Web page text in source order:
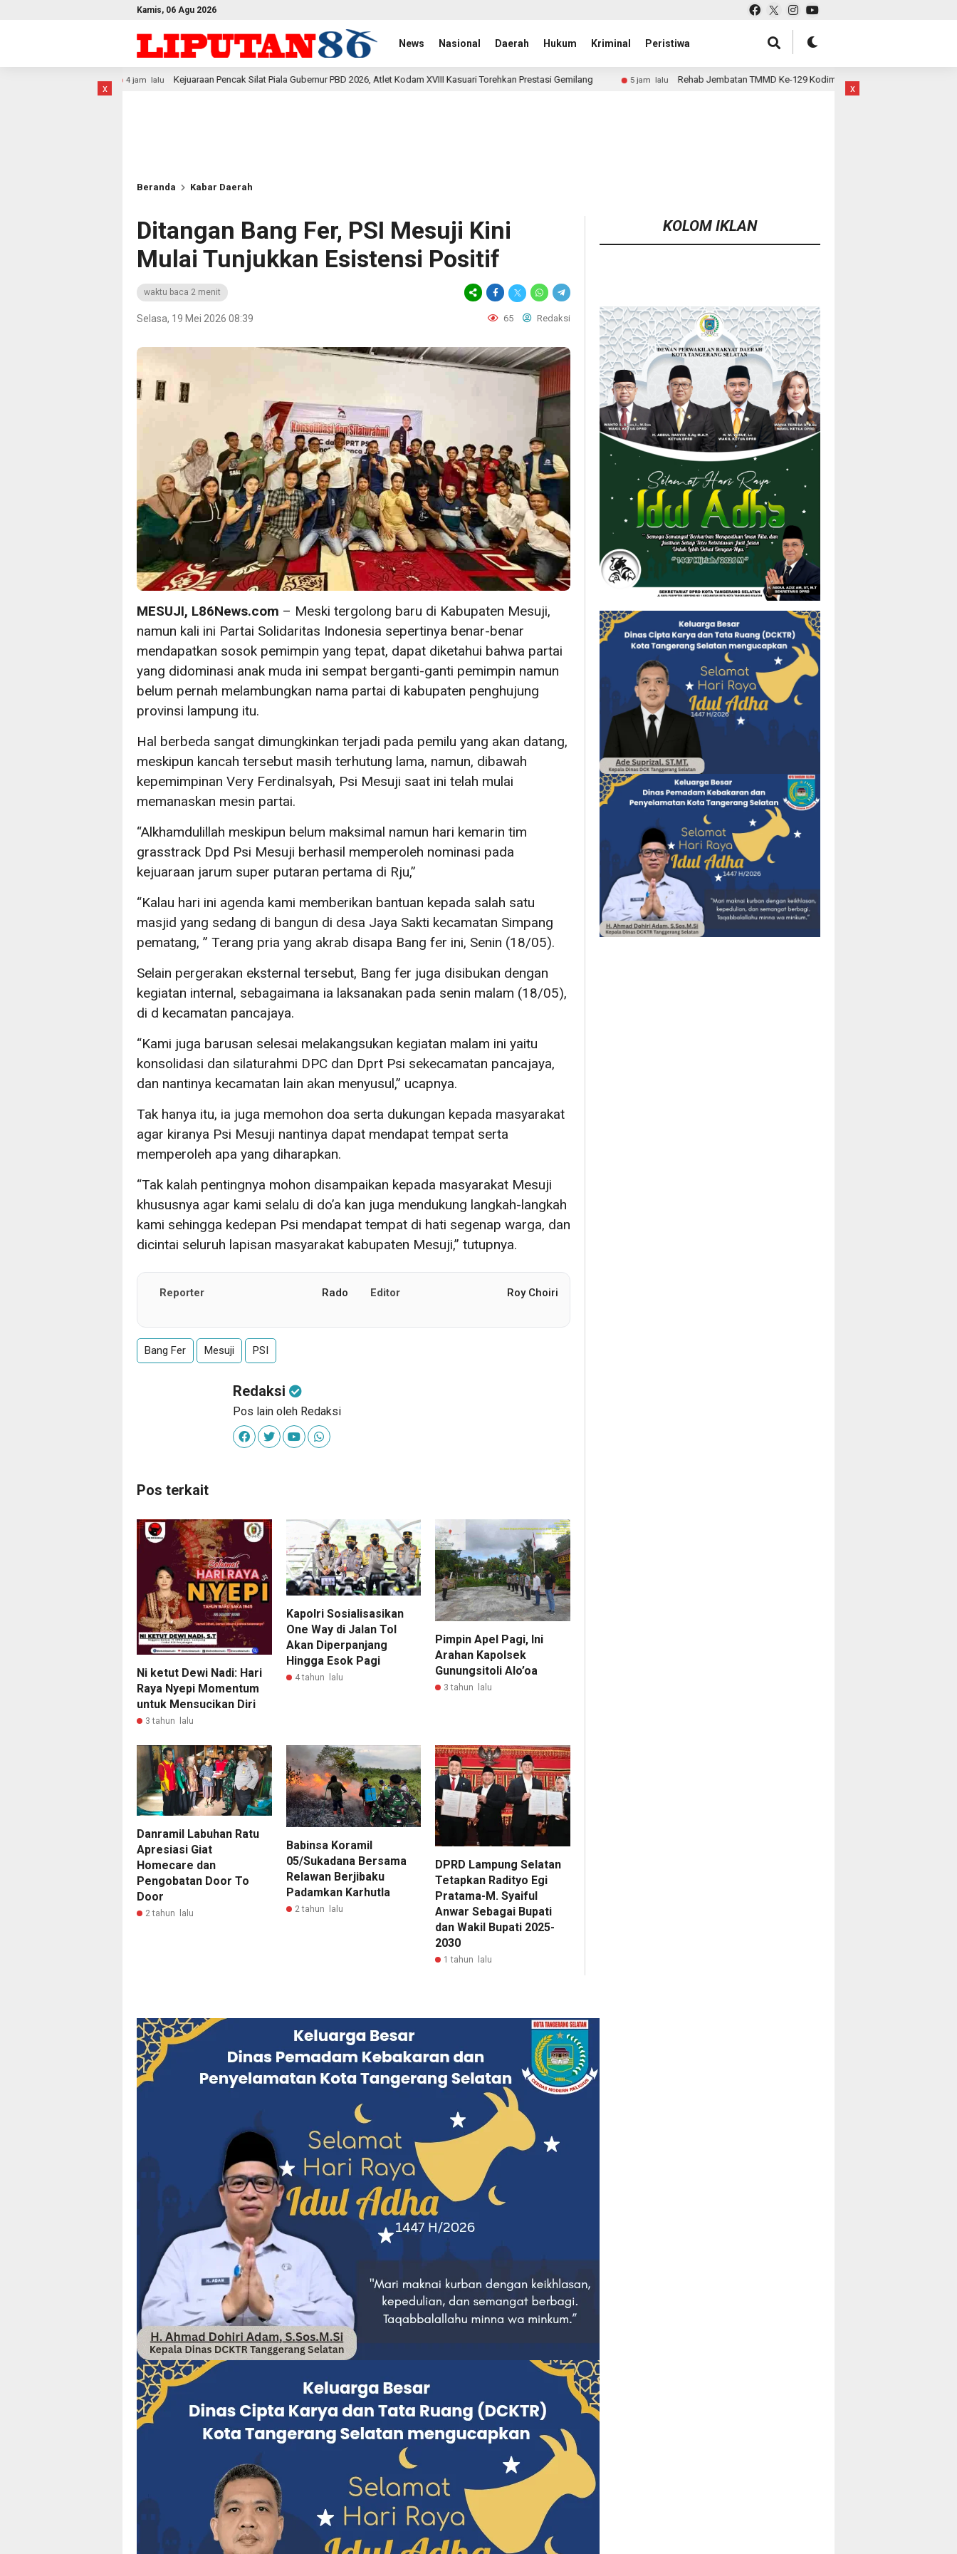
Kamis, 06 Agu 2026
News Nasional Daerah Hukum Kriminal Peristiwa
x
Kejuaraan Pencak Silat Piala Gubernur PBD 2026, Atlet Kodam XVIII Kasuari Torehkan Prestasi Gemilang 5 jam lalu Rehab Jembatan TMMD Ke-129 Kodim 1807/Sorsel Hampir Rampung, Perkuat Akses dan
Beranda Kabar Daerah
Ditangan Bang Fer, PSI Mesuji Kini
Mulai Tunjukkan Esistensi Positif
waktu baca 2 menit
Selasa, 19 Mei 2026 08:39 65 Redaksi
MESUJI, L86News.com – Meski tergolong baru di Kabupaten Mesuji,
namun kali ini Partai Solidaritas Indonesia sepertinya benar-benar
mendapatkan sosok pemimpin yang tepat, dapat diketahui bahwa partai
yang didominasi anak muda ini sempat berganti-ganti pemimpin namun
belum pernah melambungkan nama partai di kabupaten penghujung
provinsi lampung itu.
Hal berbeda sangat dimungkinkan terjadi pada pemilu yang akan datang,
meskipun kancah tersebut masih terhutung lama, namun, dibawah
kepemimpinan Very Ferdinalsyah, Psi Mesuji saat ini telah mulai
memanaskan mesin partai.
“Alkhamdulillah meskipun belum maksimal namun hari kemarin tim
grasstrack Dpd Psi Mesuji berhasil memperoleh nominasi pada
kejuaraan jarum super putaran pertama di Rju,”
“Kalau hari ini agenda kami memberikan bantuan kepada salah satu
masjid yang sedang di bangun di desa Jaya Sakti kecamatan Simpang
pematang, ” Terang pria yang akrab disapa Bang fer ini, Senin (18/05).
Selain pergerakan eksternal tersebut, Bang fer juga disibukan dengan
kegiatan internal, sebagaimana ia laksanakan pada senin malam (18/05),
di d kecamatan pancajaya.
“Kami juga barusan selesai melakangsukan kegiatan malam ini yaitu
konsolidasi dan silaturahmi DPC dan Dprt Psi sekecamatan pancajaya,
dan nantinya kecamatan lain akan menyusul,” ucapnya.
Tak hanya itu, ia juga memohon doa serta dukungan kepada masyarakat
agar kiranya Psi Mesuji nantinya dapat mendapat tempat serta
memperoleh apa yang diharapkan.
“Tak kalah pentingnya mohon disampaikan kepada masyarakat Mesuji
khususnya agar kami selalu di do’a kan juga mendukung langkah-langkah
kami sehingga kedepan Psi mendapat tempat di hati segenap warga, dan
dicintai seluruh lapisan masyarakat kabupaten Mesuji,” tutupnya.
Reporter Rado Editor Roy Choiri
Bang Fer Mesuji PSI
Redaksi
Pos lain oleh Redaksi
Pos terkait
Ni ketut Dewi Nadi: Hari
Raya Nyepi Momentum
untuk Mensucikan Diri
3 tahun lalu
Kapolri Sosialisasikan
One Way di Jalan Tol
Akan Diperpanjang
Hingga Esok Pagi
4 tahun lalu
Pimpin Apel Pagi, Ini
Arahan Kapolsek
Gunungsitoli Alo’oa
3 tahun lalu
Danramil Labuhan Ratu
Apresiasi Giat
Homecare dan
Pengobatan Door To
Door
2 tahun lalu
Babinsa Koramil
05/Sukadana Bersama
Relawan Berjibaku
Padamkan Karhutla
2 tahun lalu
DPRD Lampung Selatan
Tetapkan Radityo Egi
Pratama-M. Syaiful
Anwar Sebagai Bupati
dan Wakil Bupati 2025-
2030
1 tahun lalu
KOLOM IKLAN
x